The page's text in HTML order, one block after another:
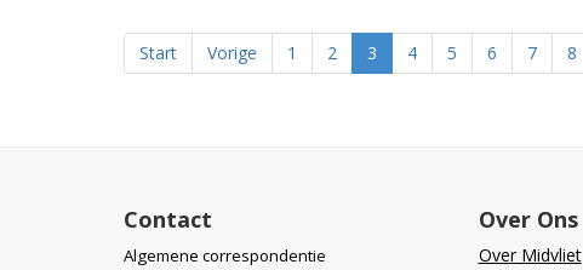
Start Vorige 1 2 3 4 5 6 7 8
Contact
Algemene correspondentie
Over Ons
Over Midvliet